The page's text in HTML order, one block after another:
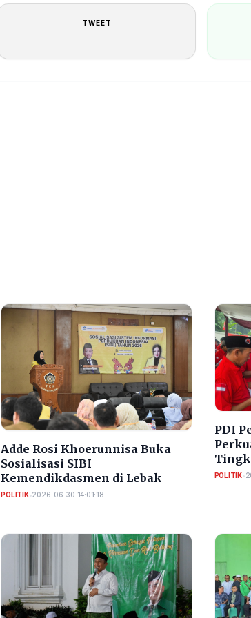
TWEET
Adde Rosi Khoerunnisa Buka
Sosialisasi SIBI
Kemendikdasmen di Lebak
POLITIK•2026-06-30 14:01:18
PDI
POLITIK•